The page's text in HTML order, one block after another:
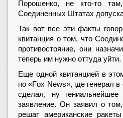
Порошенко, не кто-то
Соединенных Штатах
Так вот все эти факты
квитанция о том, что
противостояние, они
теперь им нужно оттуда уйти.
Еще одной квитанцией в
по «Fox News», где генерал
сделал, ну
заявление. Он заявил о
решат американские